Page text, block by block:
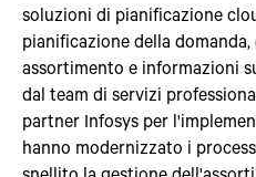
soluzioni di pianificazione
pianificazione della
assortimento e informazioni
dal team di servizi
partner Infosys per
hanno modernizzato i